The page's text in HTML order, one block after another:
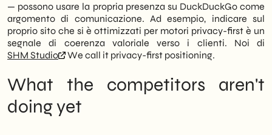
— possono usare la propria presenza su DuckDuckGo come
argomento di comunicazione. Ad esempio, indicare sul
proprio sito che si è ottimizzati per motori privacy-first è un
segnale di coerenza valoriale verso i clienti. Noi di
SHM Studio
We call it privacy-first positioning.
What the competitors aren't
doing yet